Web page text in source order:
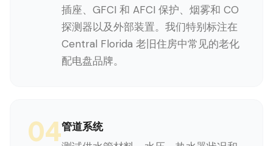
插座、GFCI 和 AFCI 保护、烟雾和 CO
探测器以及外部装置。我们特别标注在
Central Florida 老旧住房中常见的老化
配电盘品牌。
04管道系统